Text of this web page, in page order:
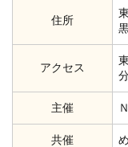
住所
アクセス
主催
共催